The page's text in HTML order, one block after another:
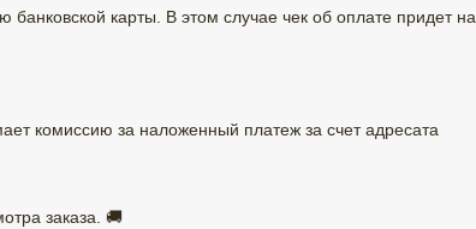
карты. В этом случае чек об оплате придет на
комиссию за наложенный платеж за счет адресата
заказа. 🚚